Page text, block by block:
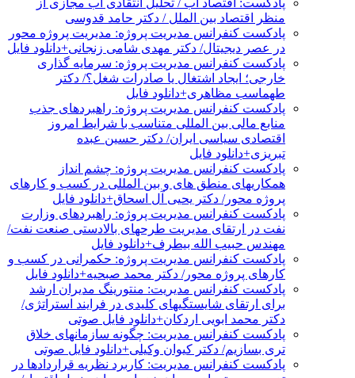
پادکست: اقتصاد آب / تحلیل انتقادی آب مجازی از
منظر اقتصاد بین الملل / دکتر حامد قدوسی
پادکست کنفرانس مدیریت پروژه: مدیریت پروژه محور
در عصر دیجیتال/ دکتر مهدی شامی زنجانی+دانلود فایل
پادکست کنفرانس مدیریت پروژه: سرمایه گذاری
خارجی؛ ایجاد اشتغال یا صادرات شغل؟/ دکتر
طهماسب مظاهری+دانلود فایل
پادکست کنفرانس مدیریت پروژه: راهبردهای جذب
منابع مالی بین المللی متناسب با شرایط امروز
اقتصادی سیاسی ایران/ دکتر حسین عبده
تبریزی+دانلود فایل
پادکست کنفرانس مدیریت پروژه: چشم انداز
همکاریهای منطق های و بین المللی در کسب و کارهای
پروژه محور/ دکتر یحیی آل اسحاق+دانلود فایل
پادکست کنفرانس مدیریت پروژه: راهبردهای وزارت
نفت در ارتقای مدیریت طرحهای بالادستی صنعت نفت/
مهندس حبیب الله بیطرف+دانلود فایل
پادکست کنفرانس مدیریت پروژه: حکمرانی در کسب و
کارهای پروژه محور/ دکتر محمد صبحیه+دانلود فایل
پادکست کنفرانس مدیریت: منتورینگ مدیران ارشد
برای ارتقای شایستگیهای کلیدی در فرایند استراتژی/
دکتر محمد ابویی اردکان+دانلود فایل صوتی
پادکست کنفرانس مدیریت: چگونه سازمانهای خلاق
تری بسازیم/ دکتر کیوان وکیلی+دانلود فایل صوتی
پادکست کنفرانس مدیریت: کاربرد نظریه قراردادها در